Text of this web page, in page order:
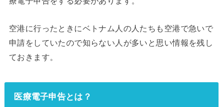
空港に行ったときにベトナム人の人たちも空港で急いで
申請をしていたので知らない人が多いと思い情報を残し
ておきます。
医療電子申告とは？